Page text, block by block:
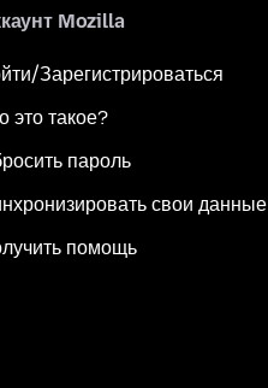
Mozilla
Зарегистрироваться
это такое?
пароль
свои данные
помощь